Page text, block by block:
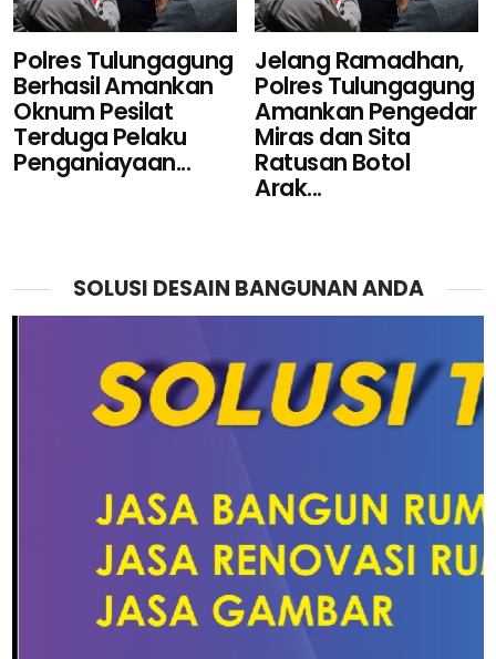
Polres Tulungagung
Berhasil Amankan
Oknum Pesilat
Terduga Pelaku
Penganiayaan...
Jelang Ramadhan,
Polres Tulungagung
Amankan Pengedar
Miras dan Sita
Ratusan Botol
Arak...
SOLUSI DESAIN BANGUNAN ANDA